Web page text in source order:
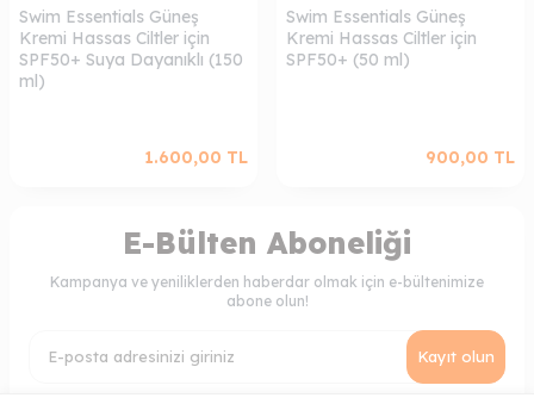
Swim Essentials Güneş
Kremi Hassas Ciltler için
SPF50+ Suya Dayanıklı (150
ml)
1.600,00 TL
Swim Essentials Güneş
Kremi Hassas Ciltler için
SPF50+ (50 ml)
900,00 TL
E-Bülten Aboneliği
Kampanya ve yeniliklerden haberdar olmak için e-bültenimize
abone olun!
Kayıt olun